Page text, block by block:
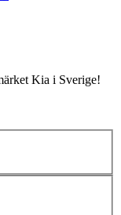
Kia i Sverige!